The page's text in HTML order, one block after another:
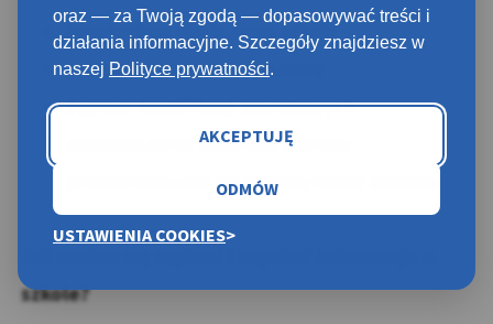
oraz — za Twoją zgodą — dopasowywać treści i
działania informacyjne. Szczegóły znajdziesz w
naszej Polityce prywatności.
AKCEPTUJĘ
ODMÓW
USTAWIENIA COOKIES
świadectwo ukończenia szkoły
podanie o przyjęcie do szkoły
dyplom kwalifikacji zawodowych
zaświadczenie lekarskie o braku
przeciwwskazań dowykonywania zawodu
szkole?